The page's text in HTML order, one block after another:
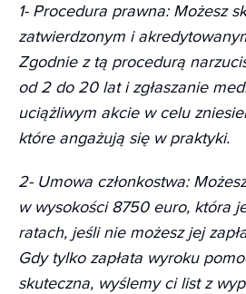
1- Procedura prawna: Możesz
zatwierdzonym i
Zgodnie z tą procedurą
od 2 do 20 lat i zgłaszanie
uciążliwym akcie w celu
które angażują się w praktyki.
2- Umowa członkostwa:
w wysokości 8750 euro, która
ratach, jeśli nie możesz jej
Gdy tylko zapłata wyroku
skuteczna, wyślemy ci list z